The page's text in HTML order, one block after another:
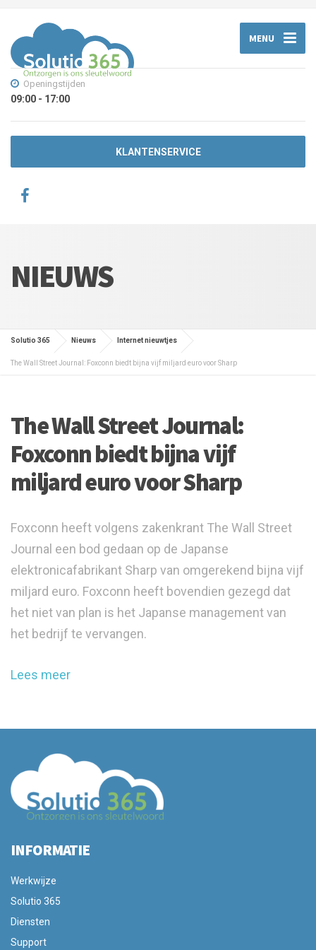
MENU
Openingstijden
09:00 - 17:00
KLANTENSERVICE
NIEUWS
Solutio 365 Nieuws Internet nieuwtjes
The Wall Street Journal: Foxconn biedt bijna vijf miljard euro voor Sharp
The Wall Street Journal:
Foxconn biedt bijna vijf
miljard euro voor Sharp
Foxconn heeft volgens zakenkrant The Wall Street
Journal een bod gedaan op de Japanse
elektronicafabrikant Sharp van omgerekend bijna vijf
miljard euro. Foxconn heeft bovendien gezegd dat
het niet van plan is het Japanse management van
het bedrijf te vervangen.
Lees meer
INFORMATIE
Werkwijze
Solutio 365
Diensten
Support